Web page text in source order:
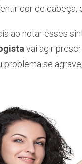
dor de cabeça,
ao notar esses
vai agir
se